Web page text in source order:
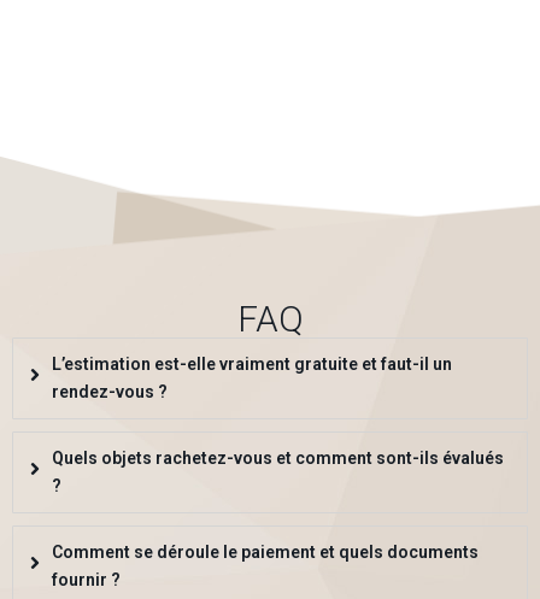
FAQ
L’estimation est-elle vraiment gratuite et faut-il un
rendez-vous ?
Quels objets rachetez-vous et comment sont-ils évalués
?
Comment se déroule le paiement et quels documents
fournir ?